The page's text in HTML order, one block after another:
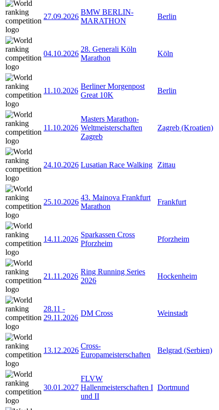
27.09.2026
BMW BERLIN-
MARATHON
Berlin
04.10.2026
28. Generali Köln
Marathon
Köln
11.10.2026
Berliner Morgenpost
Great 10K
Berlin
11.10.2026
Masters Marathon-
Weltmeisterschaften
Zagreb
Zagreb (Kroatien)
24.10.2026 Lusatian Race Walking Zittau
25.10.2026
43. Mainova Frankfurt
Marathon
Frankfurt
14.11.2026
Sparkassen Cross
Pforzheim
Pforzheim
21.11.2026
Ring Running Series
2026
Hockenheim
28.11 -
29.11.2026
DM Cross Weinstadt
13.12.2026
Cross-
Europameisterschaften
Belgrad (Serbien)
30.01.2027
FLVW
Hallenmeisterschaften I
und II
Dortmund